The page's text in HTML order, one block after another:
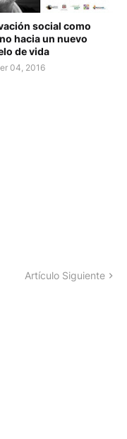
social como
hacia un nuevo
de vida
04, 2016
Artículo Siguiente